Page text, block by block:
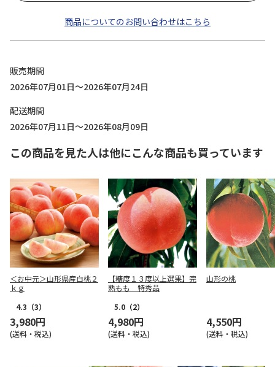
商品についてのお問い合わせはこちら
販売期間
2026年07月01日～2026年07月24日
配送期間
2026年07月11日～2026年08月09日
この商品を見た人は他にこんな商品も買っています
＜お中元＞山形県産白桃２
ｋｇ
4.3 （3）
3,980円
(送料・税込)
【糖度１３度以上選果】完
熟もも 特秀品
5.0 （2）
4,980円
(送料・税込)
山形の桃
4,550円
(送料・税込)